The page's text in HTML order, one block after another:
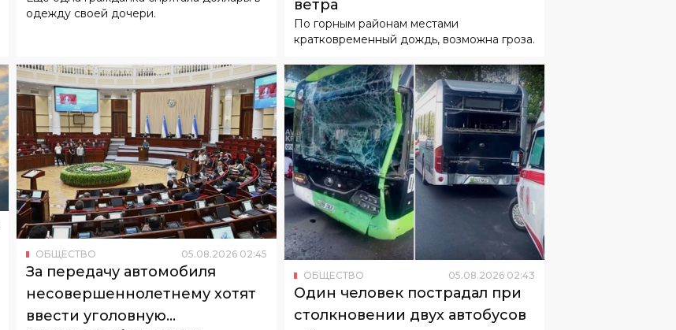
одежду своей дочери.
ветра
По горным районам местами
кратковременный дождь, возможна гроза.
ОБЩЕСТВО 05.08.2026 02:45
За передачу автомобиля
несовершеннолетнему хотят
ввести уголовную
ОБЩЕСТВО 05.08.2026 02:43
Один человек пострадал при
столкновении двух автобусов